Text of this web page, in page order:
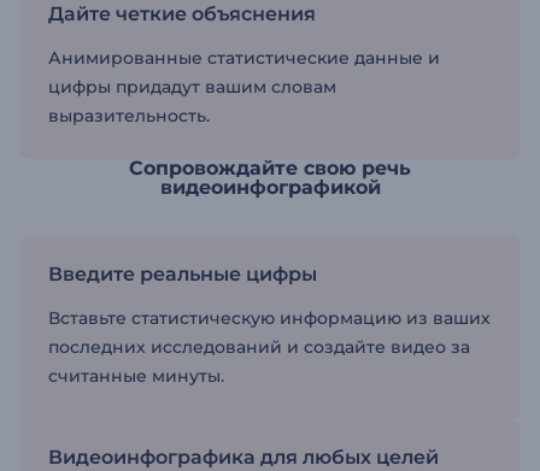
Дайте четкие объяснения
Анимированные статистические данные и
цифры придадут вашим словам
выразительность.
Сопровождайте свою речь
видеоинфографикой
Введите реальные цифры
Вставьте статистическую информацию из ваших
последних исследований и создайте видео за
считанные минуты.
Видеоинфографика для любых целей